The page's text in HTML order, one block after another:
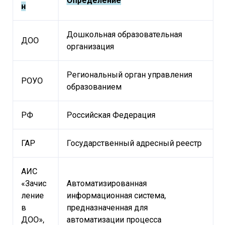
н
ДОО
Дошкольная образовательная
организация
РОУО
Региональный орган управления
образованием
РФ Российская Федерация
ГАР Государственный адресный реестр
АИС
«Зачис
ление
в
ДОО»,
Автоматизированная
информационная система,
предназначенная для
автоматизации процесса